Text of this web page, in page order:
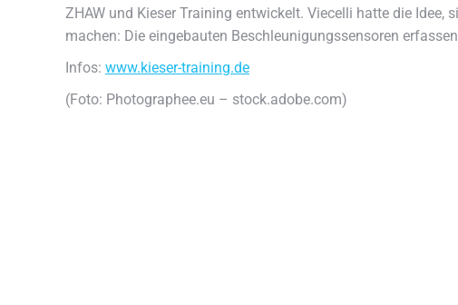
ZHAW und Kieser Training entwickelt. Viecelli hatte die Idee,
machen: Die eingebauten Beschleunigungssensoren
Infos: www.kieser-training.de
(Foto: Photographee.eu – stock.adobe.com)